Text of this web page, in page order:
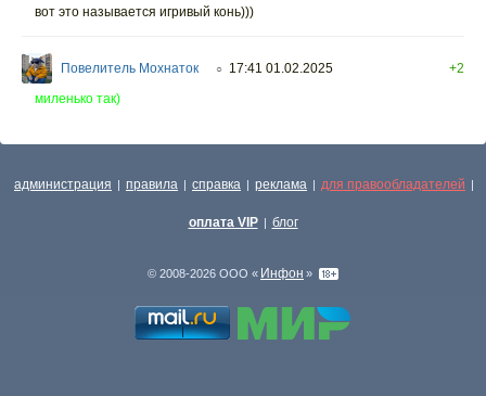
вот это называется игривый конь)))
Повелитель Мохнаток ○ 17:41 01.02.2025
+2
миленько так)
администрация | правила | справка | реклама | для правообладателей |
оплата VIP | блог
© 2008-2026 ООО « Инфон »